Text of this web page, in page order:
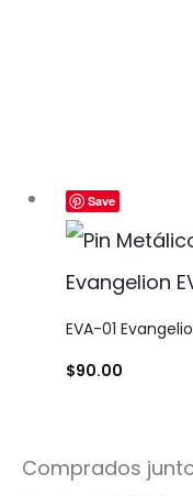
Save
EVA-01
$90.00
Comprados